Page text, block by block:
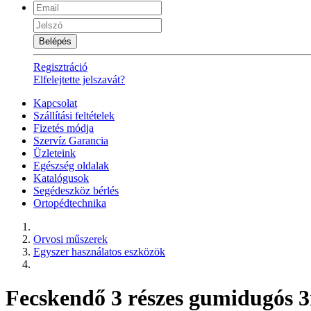
Belépés
Regisztráció
Elfelejtette jelszavát?
Kapcsolat
Szállítási feltételek
Fizetés módja
Szervíz Garancia
Üzleteink
Egészség oldalak
Katalógusok
Segédeszköz bérlés
Ortopédtechnika
Orvosi műszerek
Egyszer használatos eszközök
Fecskendő 3 részes gumidugós